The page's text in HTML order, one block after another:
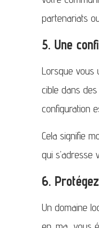
partenariats
5. Une
Lorsque vous
cible dans
configuration
Cela signifie
qui
6.
Un domaine